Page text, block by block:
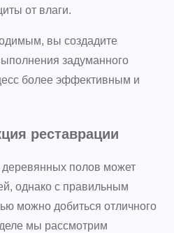
от влаги.
вы создадите
задуманного
более эффективным и
реставрации
полов может
однако с правильным
можно добиться отличного
мы рассмотрим